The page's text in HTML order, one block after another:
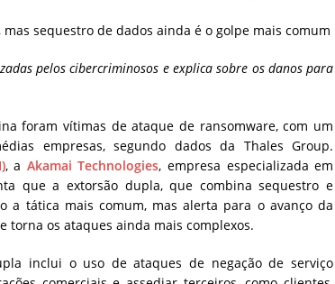
sequestro de dados ainda é o golpe mais comum
pelos cibercriminosos e explica sobre os danos para
foram vítimas de ataque de ransomware, com um
empresas, segundo dados da Thales Group.
, a Akamai Technologies, empresa especializada em
que a extorsão dupla, que combina sequestro e
a tática mais comum, mas alerta para o avanço da
torna os ataques ainda mais complexos.
inclui o uso de ataques de negação de serviço